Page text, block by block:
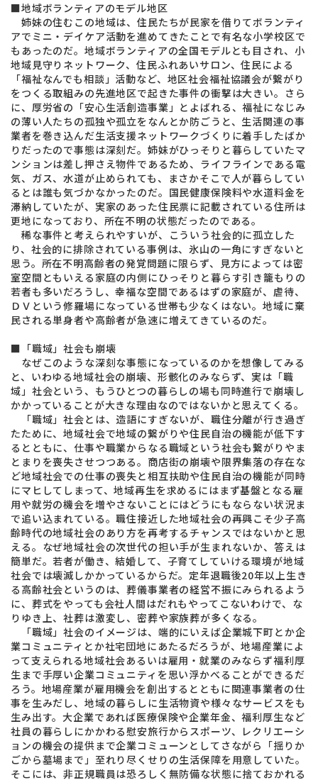
■地域ボランティアのモデル地区
姉妹の住むこの地域は、住民たちが民家を借りてボランティ
アでミニ・デイケア活動を進めてきたことで有名な小学校区で
もあったのだ。地域ボランティアの全国モデルとも目され、小
地域見守りネットワーク、住民ふれあいサロン、住民による
「福祉なんでも相談」活動など、地区社会福祉協議会が繋がり
をつくる取組みの先進地区で起きた事件の衝撃は大きい。さら
に、厚労省の「安心生活創造事業」とよばれる、福祉になじみ
の薄い人たちの孤独や孤立をなんとか防ごうと、生活関連の事
業者を巻き込んだ生活支援ネットワークづくりに着手したばか
りだったので事態は深刻だ。姉妹がひっそりと暮らしていたマ
ンションは差し押さえ物件であるため、ライフラインである電
気、ガス、水道が止められても、まさかそこで人が暮らしてい
るとは誰も気づかなかったのだ。国民健康保険料や水道料金を
滞納していたが、実家のあった住民票に記載されている住所は
更地になっており、所在不明の状態だったのである。
稀な事件と考えられやすいが、こういう社会的に孤立した
り、社会的に排除されている事例は、氷山の一角にすぎないと
思う。所在不明高齢者の発覚問題に限らず、見方によっては密
室空間ともいえる家庭の内側にひっそりと暮らす引き籠もりの
若者も多いだろうし、幸福な空間であるはずの家庭が、虐待、
ＤＶという修羅場になっている世帯も少なくはない。地域に棄
民される単身者や高齢者が急速に増えてきているのだ。
■「職域」社会も崩壊
なぜこのような深刻な事態になっているのかを想像してみる
と、いわゆる地域社会の崩壊、形骸化のみならず、実は「職
域」社会という、もうひとつの暮らしの場も同時進行で崩壊し
かかっていることが大きな理由なのではないかと思えてくる。
「職域」社会とは、造語にすぎないが、職住分離が行き過ぎ
たために、地域社会で地域の繋がりや住民自治の機能が低下す
るとともに、仕事や職業からなる職域という社会も繋がりやま
とまりを喪失させつつある。商店街の崩壊や限界集落の存在な
ど地域社会での仕事の喪失と相互扶助や住民自治の機能が同時
にマヒしてしまって、地域再生を求めるにはまず基盤となる雇
用や就労の機会を増やさないことにはどうにもならない状況ま
で追い込まれている。職住接近した地域社会の再興こそ少子高
齢時代の地域社会のあり方を再考するチャンスではないかと思
える。なぜ地域社会の次世代の担い手が生まれないか、答えは
簡単だ。若者が働き、結婚して、子育てしていける環境が地域
社会では壊滅しかかっているからだ。定年退職後20年以上生き
る高齢社会というのは、葬儀事業者の経営不振にみられるよう
に、葬式をやっても会社人間はだれもやってこないわけで、な
りゆき上、社葬は激変し、密葬や家族葬が多くなる。
「職域」社会のイメージは、端的にいえば企業城下町とか企
業コミュニティとか社宅団地にあたるだろうが、地場産業によ
って支えられる地域社会あるいは雇用・就業のみならず福利厚
生まで手厚い企業コミュニティを思い浮かべることができるだ
ろう。地場産業が雇用機会を創出するとともに関連事業者の仕
事を生みだし、地域の暮らしに生活物資や様々なサービスをも
生み出す。大企業であれば医療保険や企業年金、福利厚生など
社員の暮らしにかかわる慰安旅行からスポーツ、レクリエーシ
ョンの機会の提供まで企業コミューンとしてさながら「揺りか
ごから墓場まで」至れり尽くせりの生活保障を用意していた。
そこには、非正規職員は恐ろしく無防備な状態に捨ておかれる